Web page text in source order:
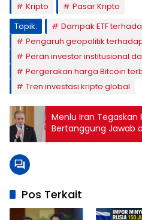
Kripto
Pasar Kripto
Topik:
Dampak ETF
Pengaruh geopolitik
Peran investor institusional
Pergerakan harga Bitcoin
Tren investasi kripto global
Menlu Iran Tegaskan
Bertanggung Jawab
Hormuz
Pos Terkait